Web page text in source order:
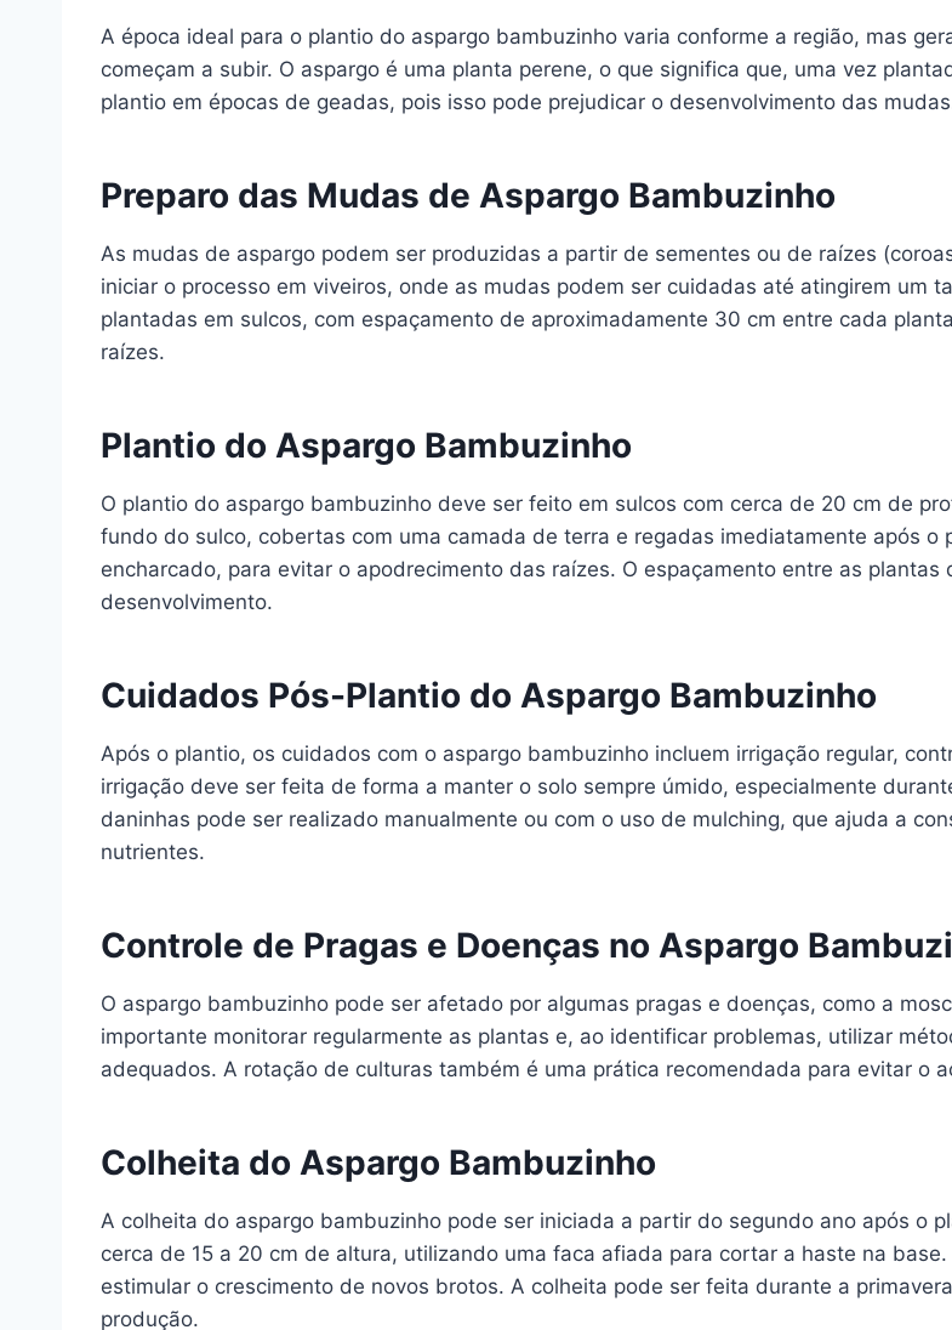
A época ideal para o plantio do aspargo bambuzinho varia conforme a região, mas
começam a subir. O aspargo é uma planta perene, o que significa que, uma vez
plantio em épocas de geadas, pois isso pode prejudicar o desenvolvimento das
Preparo das Mudas de Aspargo Bambuzinho
As mudas de aspargo podem ser produzidas a partir de sementes ou de raízes
iniciar o processo em viveiros, onde as mudas podem ser cuidadas até atingirem um
plantadas em sulcos, com espaçamento de aproximadamente 30 cm entre cada
raízes.
Plantio do Aspargo Bambuzinho
O plantio do aspargo bambuzinho deve ser feito em sulcos com cerca de 20 cm de
fundo do sulco, cobertas com uma camada de terra e regadas imediatamente após
encharcado, para evitar o apodrecimento das raízes. O espaçamento entre as
desenvolvimento.
Cuidados Pós-Plantio do Aspargo Bambuzinho
Após o plantio, os cuidados com o aspargo bambuzinho incluem irrigação regular,
irrigação deve ser feita de forma a manter o solo sempre úmido, especialmente
daninhas pode ser realizado manualmente ou com o uso de mulching, que ajuda a
nutrientes.
Controle de Pragas e Doenças no Aspargo
O aspargo bambuzinho pode ser afetado por algumas pragas e doenças, como a
importante monitorar regularmente as plantas e, ao identificar problemas, utilizar
adequados. A rotação de culturas também é uma prática recomendada para evitar o
Colheita do Aspargo Bambuzinho
A colheita do aspargo bambuzinho pode ser iniciada a partir do segundo ano após o
cerca de 15 a 20 cm de altura, utilizando uma faca afiada para cortar a haste na
estimular o crescimento de novos brotos. A colheita pode ser feita durante a
produção.